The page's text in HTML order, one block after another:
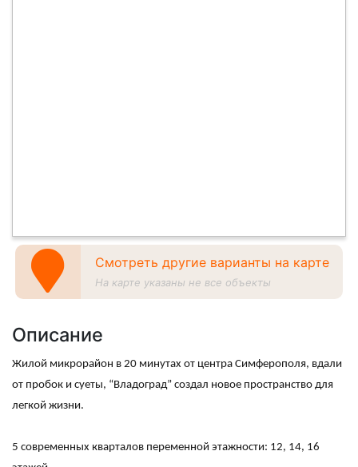
Смотреть другие варианты на карте
На карте указаны не все объекты
Описание
Жилой микрорайон в 20 минутах от центра Симферополя, вдали
от пробок и суеты, “Владоград” создал новое пространство для
легкой жизни.
5 современных кварталов переменной этажности: 12, 14, 16